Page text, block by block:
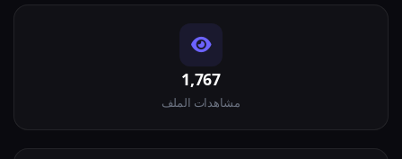
1,767
مشاهدات الملف